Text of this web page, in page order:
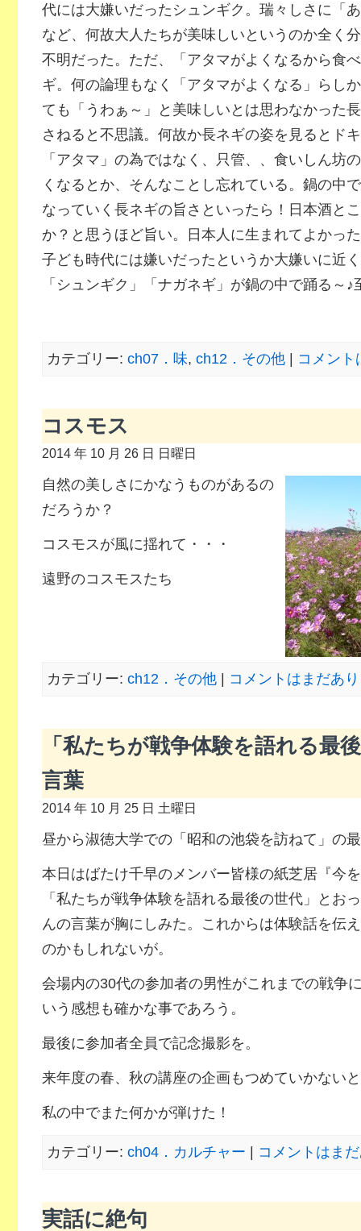
代には大嫌いだったシュンギク。瑞々しさに「
など、何故大人たちが美味しいというのか全く
不明だった。ただ、「アタマがよくなるから食
ギ。何の論理もなく「アタマがよくなる」らし
ても「うわぁ～」と美味しいとは思わなかった
さねると不思議。何故か長ネギの姿を見るとド
「アタマ」の為ではなく、只管、、食いしん坊
くなるとか、そんなことし忘れている。鍋の中
なっていく長ネギの旨さといったら！日本酒と
か？と思うほど旨い。日本人に生まれてよかっ
子ども時代には嫌いだったというか大嫌いに近
「シュンギク」「ナガネギ」が鍋の中で踊る～
カテゴリー: ch07．味, ch12．その他| コメント
コスモス
2014 年 10 月 26 日 日曜日
自然の美しさにかなうものがあるの
だろうか？
コスモスが風に揺れて・・・
遠野のコスモスたち
カテゴリー: ch12．その他| コメントはまだあ
「私たちが戦争体験を語れる最
言葉
2014 年 10 月 25 日 土曜日
昼から淑徳大学での「昭和の池袋を訪ねて」の
本日はばたけ千早のメンバー皆様の紙芝居『今
「私たちが戦争体験を語れる最後の世代」とお
んの言葉が胸にしみた。これからは体験話を伝
のかもしれないが。
会場内の30代の参加者の男性がこれまでの戦争
いう感想も確かな事であろう。
最後に参加者全員で記念撮影を。
来年度の春、秋の講座の企画もつめていかない
私の中でまた何かが弾けた！
カテゴリー: ch04．カルチャー コメントはま
実話に絶句